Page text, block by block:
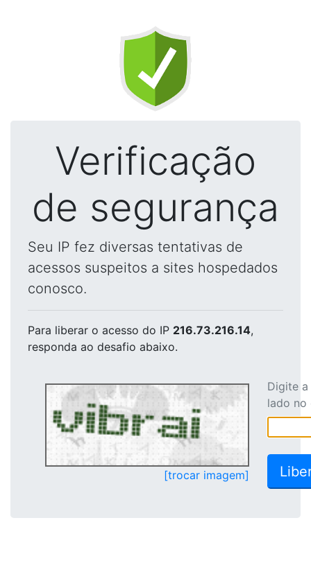
Verificação
de segurança
Seu IP fez diversas tentativas de
acessos suspeitos a sites hospedados
conosco.
Para liberar o acesso do IP 216.73.216.14,
responda ao desafio abaixo.
[trocar imagem]
Digite
lado no